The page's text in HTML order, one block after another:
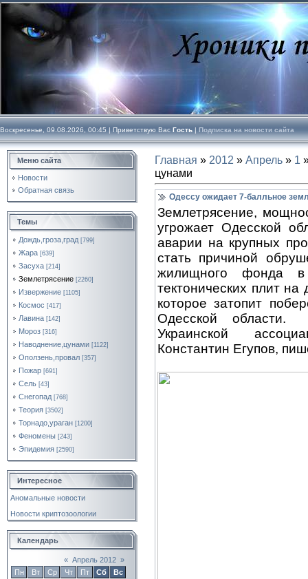
Воскресенье, 09.08.2026, 00:45 | Приветствую Вас Гость | Подписка на новости сайта
Меню сайта
Новости
Обратная связь
Темы
Дождь,гроза,град [799]
Жара [639]
Засуха [214]
Землетрясение [2260]
Извержение [1105]
Космос [417]
Лавина [142]
Мороз [316]
Наводнение,цунами [1122]
Оползень,провал [357]
Пожар [691]
Сель [43]
Снегопад [768]
Теория [3502]
Торнадо,ураган [1200]
Феномены [243]
Эпидемия [2590]
Интересное
Аномальные новости
Новости криптозоологии
Календарь
« Апрель 2012 »
Пн
Вт Ср Чт Пт Сб
Вс
Главная » 2012 » Апрель » 1
цунами
Одессу ожидает 7-балльное
Землетрясение,
угрожает Одесской
аварии на крупных
стать причиной
жилищного фонда
тектонических плит
которое затопит
Одесской области.
Украинской
Константин Егупов,